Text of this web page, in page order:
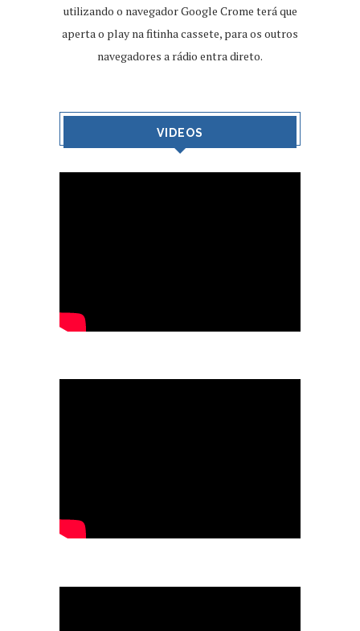
utilizando o navegador Google Crome terá que
aperta o play na fitinha cassete, para os outros
navegadores a rádio entra direto.
VIDEOS